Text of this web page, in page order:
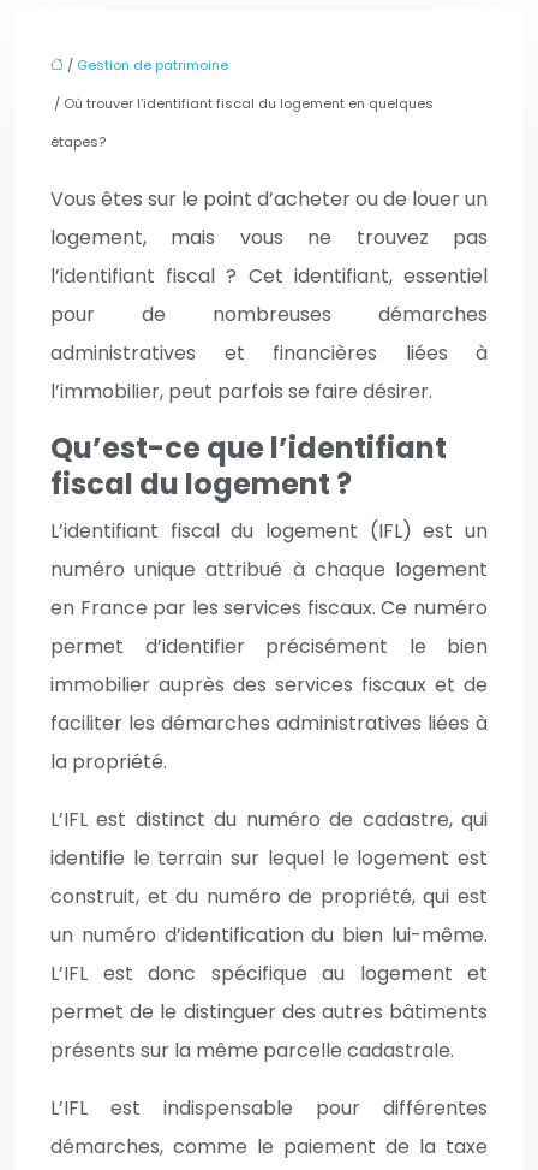
/ Gestion de patrimoine
/ Où trouver l’identifiant fiscal du logement en quelques
étapes?
Vous êtes sur le point d’acheter ou de louer un
logement, mais vous ne trouvez pas
l’identifiant fiscal ? Cet identifiant, essentiel
pour de nombreuses démarches
administratives et financières liées à
l’immobilier, peut parfois se faire désirer.
Qu’est-ce que l’identifiant
fiscal du logement ?
L’identifiant fiscal du logement (IFL) est un
numéro unique attribué à chaque logement
en France par les services fiscaux. Ce numéro
permet d’identifier précisément le bien
immobilier auprès des services fiscaux et de
faciliter les démarches administratives liées à
la propriété.
L’IFL est distinct du numéro de cadastre, qui
identifie le terrain sur lequel le logement est
construit, et du numéro de propriété, qui est
un numéro d’identification du bien lui-même.
L’IFL est donc spécifique au logement et
permet de le distinguer des autres bâtiments
présents sur la même parcelle cadastrale.
L’IFL est indispensable pour différentes
démarches, comme le paiement de la taxe